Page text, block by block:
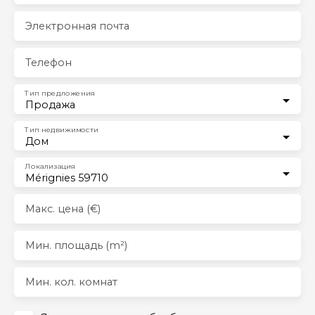
Электронная почта
Телефон
Продажа
Тип предложения
Дом
Тип недвижимости
Mérignies 59710
Локализация
Макс. цена (€)
Мин. площадь (m²)
Мин. кол. комнат